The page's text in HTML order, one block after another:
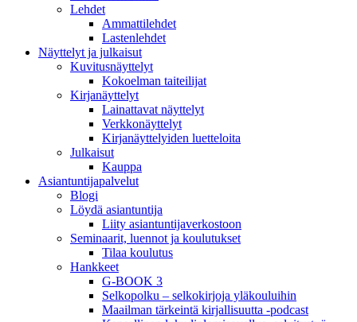
Lehdet
Ammattilehdet
Lastenlehdet
Näyttelyt ja julkaisut
Kuvitusnäyttelyt
Kokoelman taiteilijat
Kirjanäyttelyt
Lainattavat näyttelyt
Verkkonäyttelyt
Kirjanäyttelyiden luetteloita
Julkaisut
Kauppa
Asiantuntija­palvelut
Blogi
Löydä asiantuntija
Liity asiantuntijaverkostoon
Seminaarit, luennot ja koulutukset
Tilaa koulutus
Hankkeet
G-BOOK 3
Selkopolku – selkokirjoja yläkouluihin
Maailman tärkeintä kirjallisuutta -podcast